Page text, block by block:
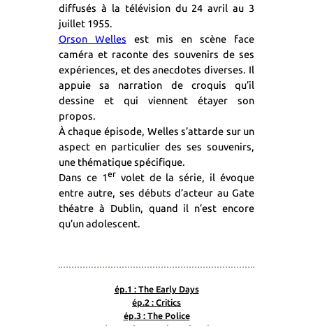
diffusés à la télévision du 24 avril au 3
juillet 1955.
Orson Welles est mis en scène face
caméra et raconte des souvenirs de ses
expériences, et des anecdotes diverses. Il
appuie sa narration de croquis qu’il
dessine et qui viennent étayer son
propos.
À chaque épisode, Welles s’attarde sur un
aspect en particulier des ses souvenirs,
une thématique spécifique.
Dans ce 1ervolet de la série, il évoque
entre autre, ses débuts d’acteur au Gate
théatre à Dublin, quand il n’est encore
qu’un adolescent.
ép.1 : The Early Days
ép.2 : Critics
ép.3 : The Police